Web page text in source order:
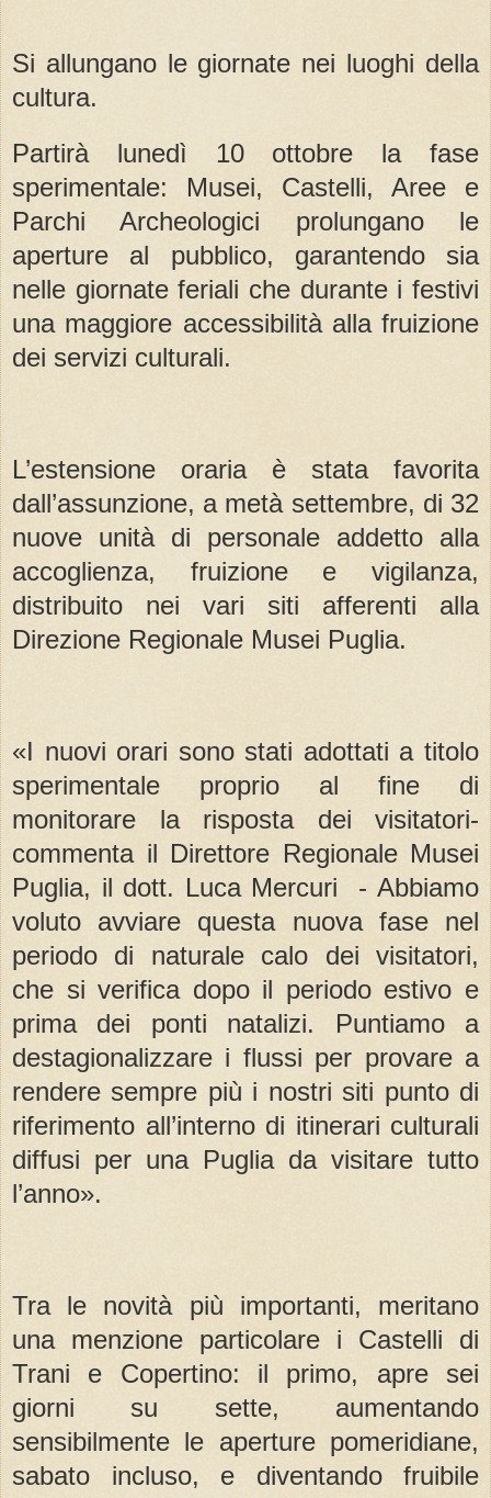
Si allungano le giornate nei luoghi della
cultura.
Partirà lunedì 10 ottobre la fase
sperimentale: Musei, Castelli, Aree e
Parchi Archeologici prolungano le
aperture al pubblico, garantendo sia
nelle giornate feriali che durante i festivi
una maggiore accessibilità alla fruizione
dei servizi culturali.
L’estensione oraria è stata favorita
dall’assunzione, a metà settembre, di 32
nuove unità di personale addetto alla
accoglienza, fruizione e vigilanza,
distribuito nei vari siti afferenti alla
Direzione Regionale Musei Puglia.
«I nuovi orari sono stati adottati a titolo
sperimentale proprio al fine di
monitorare la risposta dei visitatori-
commenta il Direttore Regionale Musei
Puglia, il dott. Luca Mercuri - Abbiamo
voluto avviare questa nuova fase nel
periodo di naturale calo dei visitatori,
che si verifica dopo il periodo estivo e
prima dei ponti natalizi. Puntiamo a
destagionalizzare i flussi per provare a
rendere sempre più i nostri siti punto di
riferimento all’interno di itinerari culturali
diffusi per una Puglia da visitare tutto
l’anno».
Tra le novità più importanti, meritano
una menzione particolare i Castelli di
Trani e Copertino: il primo, apre sei
giorni su sette, aumentando
sensibilmente le aperture pomeridiane,
sabato incluso, e diventando fruibile